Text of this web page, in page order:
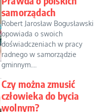
samorządach
Robert Jarosław Bogusławski
opowiada o swoich
doświadczeniach w pracy
radnego w samorządzie
gminnym....
Czy można zmusić
człowieka do bycia
wolnym?